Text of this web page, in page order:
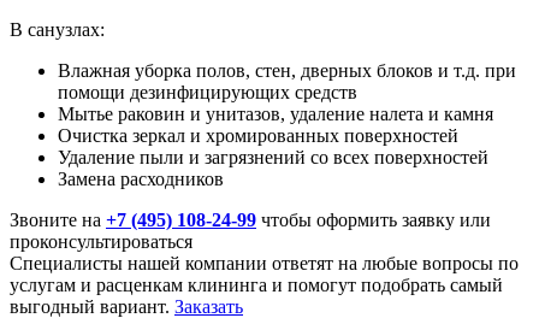
В санузлах:
Влажная уборка полов, стен, дверных блоков и т.д. при
помощи дезинфицирующих средств
Мытье раковин и унитазов, удаление налета и камня
Очистка зеркал и хромированных поверхностей
Удаление пыли и загрязнений со всех поверхностей
Замена расходников
Звоните на +7 (495) 108-24-99 чтобы оформить заявку или
проконсультироваться
Специалисты нашей компании ответят на любые вопросы по
услугам и расценкам клининга и помогут подобрать самый
выгодный вариант. Заказать